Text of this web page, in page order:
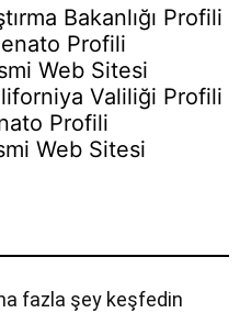
Bakanlığı Profili
Profili
Web Sitesi
Valiliği Profili
Profili
Web Sitesi
fazla şey keşfedin